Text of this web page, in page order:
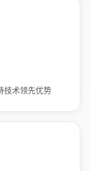
技术领先优势